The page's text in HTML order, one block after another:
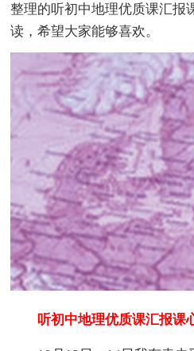
整理的听初中地理优质课汇报
读，希望大家能够喜欢。
听初中地理优质课汇报课